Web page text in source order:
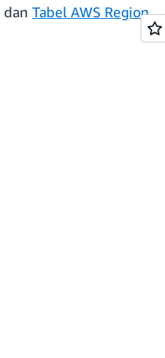
dan Tabel AWS Region.